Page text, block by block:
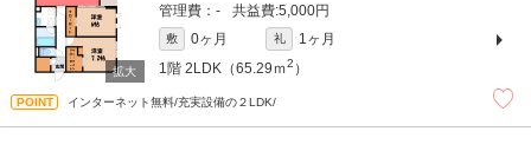
- 5,000円
敷 0ヶ月 礼
1ヶ月
1階 2LDK（65.29ｍ2 ）
インターネット無料/充実設備の２LDK/